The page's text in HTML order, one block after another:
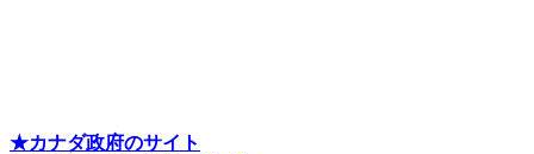
★カナダ政府のサイト